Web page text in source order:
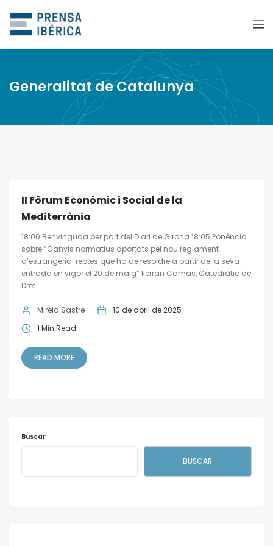
Generalitat de Catalunya
II Fòrum Econòmic i Social de la
Mediterrània
18:00 Benvinguda per part del Diari de Girona 18:05 Ponència
sobre “Canvis normatius aportats pel nou reglament
d’estrangeria: reptes que ha de resoldre a partir de la seva
entrada en vigor el 20 de maig” Ferran Camas, Catedràtic de
Dret...
Mireia Sastre
10 de abril de 2025
1 Min Read
READ MORE
Buscar
BUSCAR